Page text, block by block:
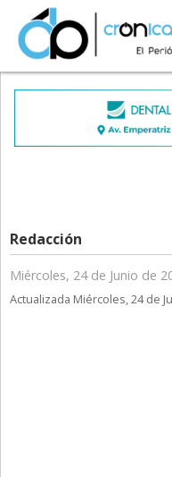
Redacción
Miércoles, 24 de Junio de
Actualizada Miércoles, 24 de